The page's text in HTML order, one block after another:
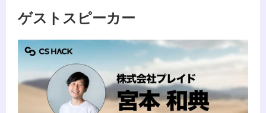
ゲストスピーカー